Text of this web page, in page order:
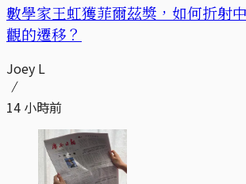
數學家王虹獲菲爾茲獎，如何折射
觀的遷移？
Joey L
14 小時前